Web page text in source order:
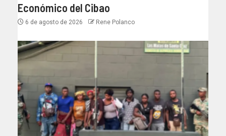
Económico del Cibao
6 de agosto de 2026 Rene Polanco